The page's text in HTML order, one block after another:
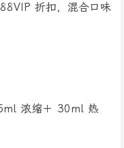
折扣，混合口味
浓缩＋ 30ml 热